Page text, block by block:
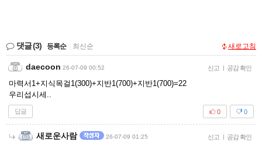
댓글(3) 등록순 최신순 새로고침
daecoon 26-07-09 00:52 신고 | 공감 확인
마력서1+지식목걸1(300)+지반1(700)+지반1(700)=22
우리섭시세..
답글 0
0
새로운사람 26-07-09 01:25 신고 | 공감 확인